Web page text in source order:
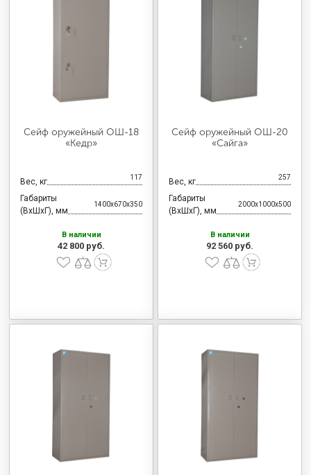
Сейф оружейный ОШ-18
«Кедр»
Вес, кг 117
Габариты
(ВхШхГ), мм
1400x670x350
В наличии
42 800 руб.
Сейф оружейный ОШ-20
«Сайга»
Вес, кг 257
Габариты
(ВхШхГ), мм
2000x1000x500
В наличии
92 560 руб.